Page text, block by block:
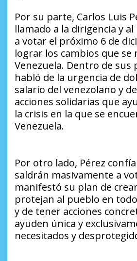
Por su parte, Carlos Luis
llamado a la dirigencia y
a votar el próximo 6 de
lograr los cambios que se
Venezuela. Dentro de sus
habló de la urgencia de
salario del venezolano y
acciones solidarias que
la crisis en la que se
Venezuela.
Por otro lado, Pérez
saldrán masivamente a
manifestó su plan de
protejan al pueblo en
y de tener acciones
ayuden única y
necesitados y